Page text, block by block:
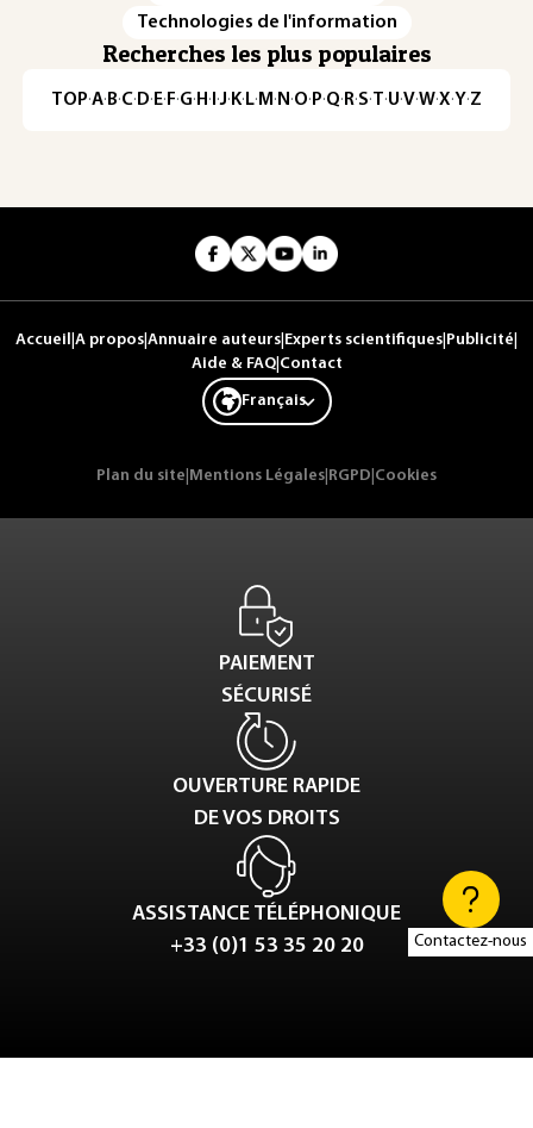
Contactez-nous
Technologies de l'information
Recherches les plus populaires
TOP·A·B·C· D· E· F·G· H · ·J· K· L· M · N ·O· P·Q· R·S·T·U·V·W·X·Y·Z
Accueil A propos Annuaire auteurs Experts scientifiques Publicité
Aide & FAQ| Contact
Français
Plan du site Mentions Légales RGPD Cookies
PAIEMENT
SÉCURISÉ
OUVERTURE RAPIDE
DE VOS DROITS
ASSISTANCE TÉLÉPHONIQUE
+33 (0)1 53 35 20 20